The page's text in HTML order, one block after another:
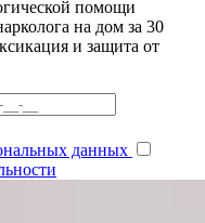
помощи
на дом за 30
и защита от
данных